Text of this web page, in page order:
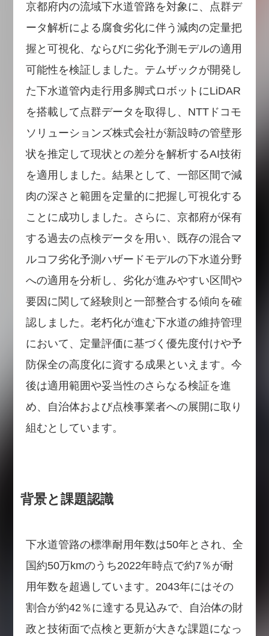
京都府内の流域下水道管路を対象に、点群デ
ータ解析による腐食劣化に伴う減肉の定量把
握と可視化、ならびに劣化予測モデルの適用
可能性を検証しました。テムザックが開発し
た下水道管内走行用多脚式ロボットにLiDAR
を搭載して点群データを取得し、NTTドコモ
ソリューションズ株式会社が新設時の管壁形
状を推定して現状との差分を解析するAI技術
を適用しました。結果として、一部区間で減
肉の深さと範囲を定量的に把握し可視化する
ことに成功しました。さらに、京都府が保有
する過去の点検データを用い、既存の混合マ
ルコフ劣化予測ハザードモデルの下水道分野
への適用を分析し、劣化が進みやすい区間や
要因に関して経験則と一部整合する傾向を確
認しました。老朽化が進む下水道の維持管理
において、定量評価に基づく優先度付けや予
防保全の高度化に資する成果といえます。今
後は適用範囲や妥当性のさらなる検証を進
め、自治体および点検事業者への展開に取り
組むとしています。
背景と課題認識
下水道管路の標準耐用年数は50年とされ、全
国約50万kmのうち2022年時点で約7％が耐
用年数を超過しています。2043年にはその
割合が約42％に達する見込みで、自治体の財
政と技術面で点検と更新が大きな課題になっ